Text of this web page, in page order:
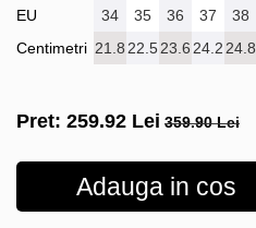
EU
Centimetri
34 35 36 37 38
21.8 22.523.6 24.2 24.8
Pret: 259.92 Lei 359.90 Lei
Adauga in cos